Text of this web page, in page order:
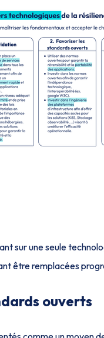
sur une seule
être remplacées
ouverts